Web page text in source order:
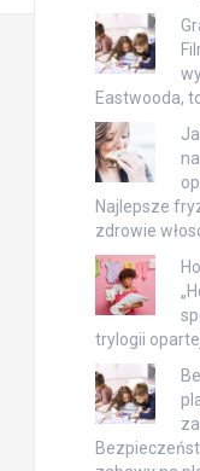
Eastwooda,
Najlepsze
zdrowie
trylogii opartej